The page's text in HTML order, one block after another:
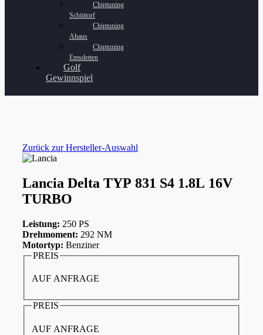
Chiptuning
Schüttorf
Chiptuning
Ahaus
Chiptuning
Emsdetten
Golf
Gewinnspiel
Zurück zur Hersteller-Auswahl
Lancia Delta TYP 831 S4 1.8L 16V
TURBO
Leistung: 250 PS
Drehmoment: 292 NM
Motortyp: Benziner
PREIS
AUF ANFRAGE
PREIS
AUF ANFRAGE